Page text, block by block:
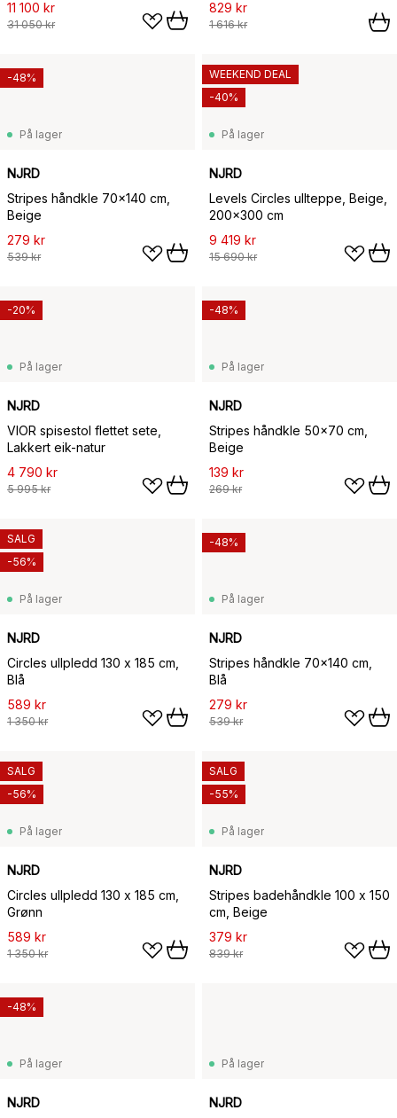
11 100 kr
31 050 kr
829 kr
1 616 kr
På lager
NJRD
Stripes håndkle 70x140 cm,
Beige
279 kr
539 kr
-48%
På lager
NJRD
Levels Circles ullteppe, Beige,
200x300 cm
9 419 kr
15 690 kr
WEEKEND DEAL
-40%
På lager
NJRD
VIOR spisestol flettet sete,
Lakkert eik-natur
4 790 kr
5 995 kr
-20%
På lager
NJRD
Stripes håndkle 50x70 cm,
Beige
139 kr
269 kr
-48%
På lager
NJRD
Circles ullpledd 130 x 185 cm,
Blå
589 kr
1 350 kr
SALG
-56%
På lager
NJRD
Stripes håndkle 70x140 cm,
Blå
279 kr
539 kr
-48%
På lager
NJRD
Circles ullpledd 130 x 185 cm,
Grønn
589 kr
1 350 kr
SALG
-56%
På lager
NJRD
Stripes badehåndkle 100 x 150
cm, Beige
379 kr
839 kr
SALG
-55%
På lager
NJRD
-48%
På lager
NJRD